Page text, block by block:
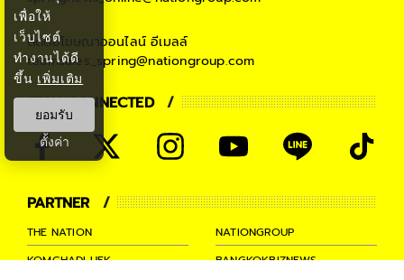
ติดต่อโฆษณาออนไลน์ อีเมลล์
teamsales_spring@nationgroup.com
STAY CONNECTED
PARTNER
THE NATION
NATIONGROUP
KOMCHADLUEK
BANGKOKBIZNEWS
เพื่อให้
เว็บไซต์
ทำงานได้ดี
ขึ้น เพิ่มเติม
ยอมรับ
ตั้งค่า